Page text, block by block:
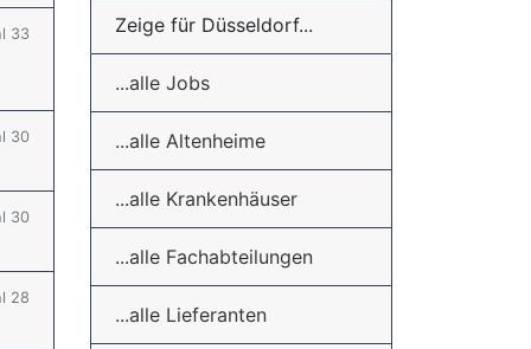
33
30
30
28
Zeige für Düsseldorf...
...alle Jobs
...alle Altenheime
...alle Krankenhäuser
...alle Fachabteilungen
...alle Lieferanten